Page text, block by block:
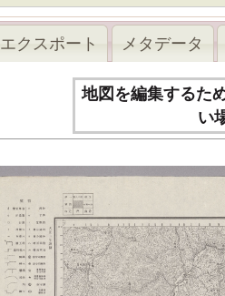
エクスポート メタデータ
地図を編集するた
い